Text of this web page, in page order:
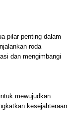
pilar penting dalam
roda
dan mengimbangi
mewujudkan
kesejahteraan